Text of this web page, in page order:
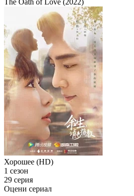
Хорошее (HD)
1 сезон
29 серия
Оцени сериал